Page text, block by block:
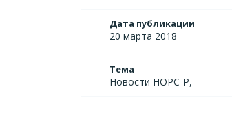
Дата публикации
20 марта 2018
Тема
Новости НОРС-Р,